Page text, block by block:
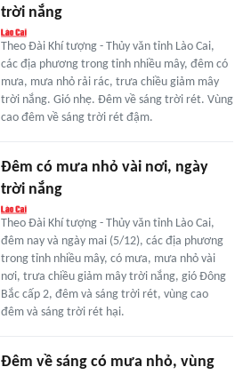
trời nắng
Theo Đài Khí tượng - Thủy văn tỉnh Lào Cai,
các địa phương trong tỉnh nhiều mây, đêm có
mưa, mưa nhỏ rải rác, trưa chiều giảm mây
trời nắng. Gió nhẹ. Đêm về sáng trời rét. Vùng
cao đêm về sáng trời rét đậm.
Đêm có mưa nhỏ vài nơi, ngày
trời nắng
Theo Đài Khí tượng - Thủy văn tỉnh Lào Cai,
đêm nay và ngày mai (5/12), các địa phương
trong tỉnh nhiều mây, có mưa, mưa nhỏ vài
nơi, trưa chiều giảm mây trời nắng, gió Đông
Bắc cấp 2, đêm và sáng trời rét, vùng cao
đêm và sáng trời rét hại.
Đêm về sáng có mưa nhỏ, vùng